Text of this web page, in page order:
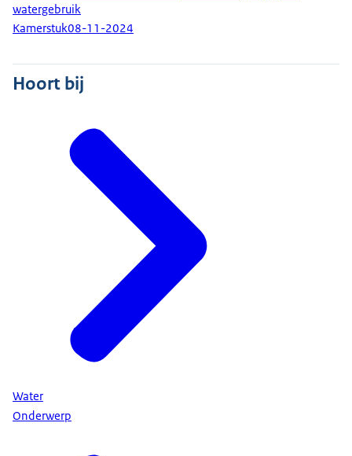
watergebruik
Kamerstuk08-11-2024
Hoort bij
Water
Onderwerp